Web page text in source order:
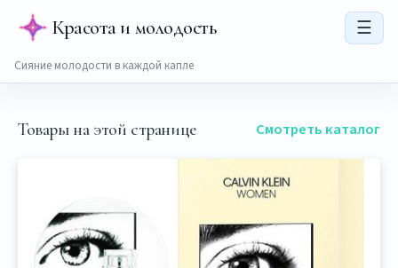
Красота и молодость ☰
Сияние молодости в каждой капле
Товары на этой странице Смотреть каталог